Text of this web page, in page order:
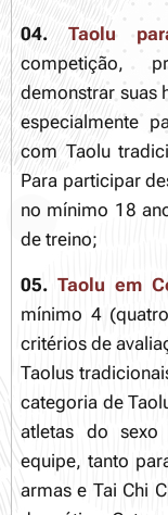
04. Taolu
competição,
demonstrar suas
especialmente
com Taolu
Para participar
no mínimo 18
de treino;
05. Taolu em
mínimo 4
critérios de
Taolus
categoria de
atletas do sexo
equipe, tanto
armas e Tai Chi